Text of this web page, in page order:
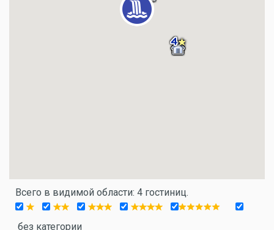
Всего в видимой области: 4 гостиниц.
без категории